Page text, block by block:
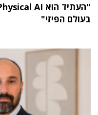
בעולם הפיזי"